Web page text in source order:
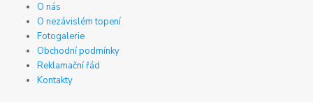
O nás
O nezávislém topení
Fotogalerie
Obchodní podmínky
Reklamační řád
Kontakty